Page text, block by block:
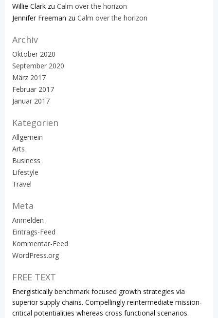
Willie Clark zu Calm over the horizon
Jennifer Freeman zu Calm over the horizon
Archiv
Oktober 2020
September 2020
März 2017
Februar 2017
Januar 2017
Kategorien
Allgemein
Arts
Business
Lifestyle
Travel
Meta
Anmelden
Eintrags-Feed
Kommentar-Feed
WordPress.org
FREE TEXT
Energistically benchmark focused growth strategies via
superior supply chains. Compellingly reintermediate mission-
critical potentialities whereas cross functional scenarios.